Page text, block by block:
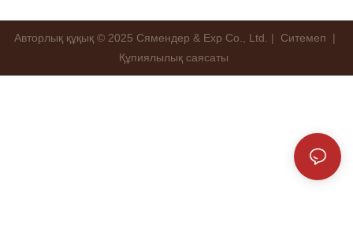
Авторлық құқық © 2025 Сямендер & Exp Co., Ltd. | Ситемеп
|
Құпиялылық саясаты